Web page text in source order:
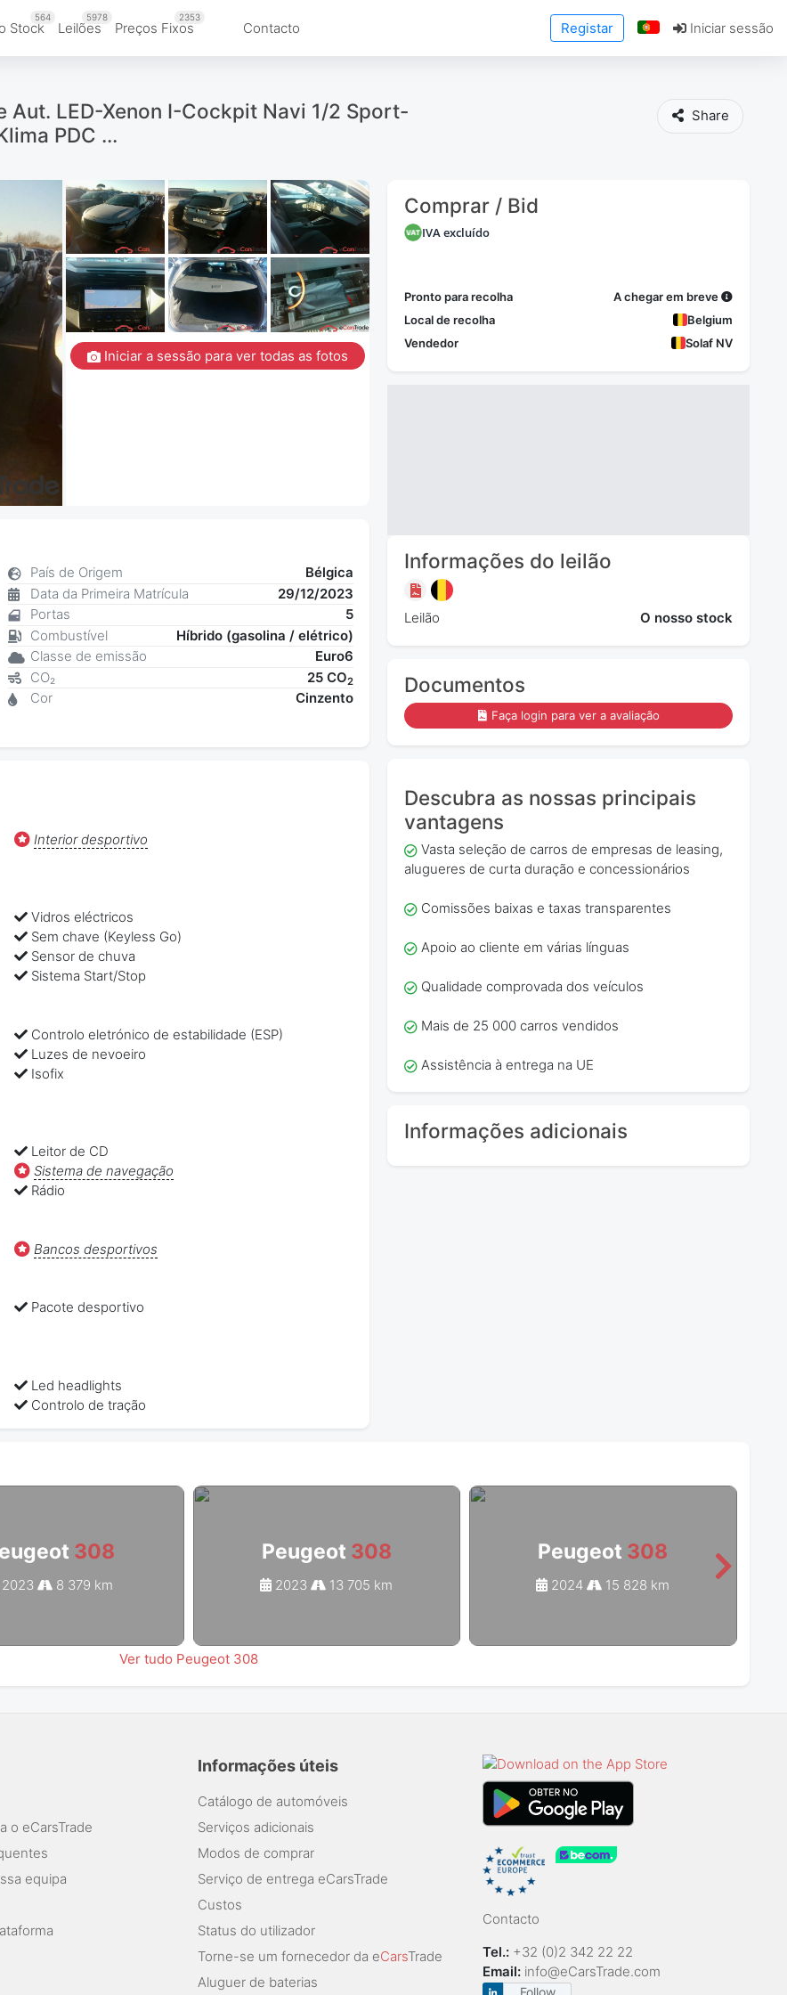
Stock
564
Leilões
5978
Preços Fixos
2353
Contacto Registar Iniciar sessão
Aut. LED-Xenon I-Cockpit Navi 1/2 Sport-
PDC ...
Share
Comprar / Bid
IVA excluído
Pronto para recolha
A chegar em breve
Local de recolha
Belgium
Vendedor
Solaf NV
Informações do leilão
Leilão O nosso stock
Documentos
Faça login para ver a avaliação
Descubra as nossas principais
vantagens
Vasta seleção de carros de empresas de leasing,
alugueres de curta duração e concessionários
Comissões baixas e taxas transparentes
Apoio ao cliente em várias línguas
Qualidade comprovada dos veículos
Mais de 25 000 carros vendidos
Assistência à entrega na UE
Informações adicionais
Iniciar a sessão para ver todas as fotos
País de Origem
Bélgica
Data da Primeira Matrícula
29/12/2023
Portas
5
Combustível
Híbrido (gasolina / elétrico)
Classe de emissão
Euro6
CO₂
25 CO2
Cor Cinzento
Interior desportivo
Vidros eléctricos
Sem chave (Keyless Go)
Sensor de chuva
Sistema Start/Stop
Controlo eletrónico de estabilidade (ESP)
Luzes de nevoeiro
Isofix
Leitor de CD
Sistema de navegação
Rádio
Bancos desportivos
Pacote desportivo
Led headlights
Controlo de tração
308
2023 8 379 km
Peugeot 308
2023 13 705 km
Peugeot 308
2024 15 828 km
Ver tudo Peugeot 308
o eCarsTrade
equipa
Informações úteis
Catálogo de automóveis
Serviços adicionais
Modos de comprar
Serviço de entrega eCarsTrade
Custos
Status do utilizador
Torne-se um fornecedor da eCarsTrade
Aluguer de baterias
Contacto
Tel.: +32 (0)2 342 22 22
Email: info@eCarsTrade.com